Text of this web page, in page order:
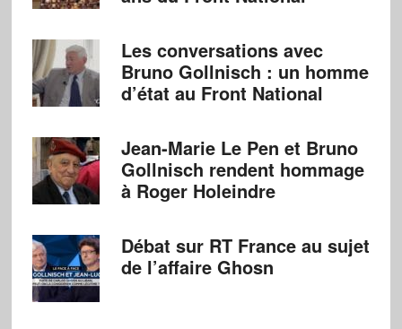
Les conversations avec
Bruno Gollnisch : un homme
d’état au Front National
Jean-Marie Le Pen et Bruno
Gollnisch rendent hommage
à Roger Holeindre
Débat sur RT France au sujet
de l’affaire Ghosn